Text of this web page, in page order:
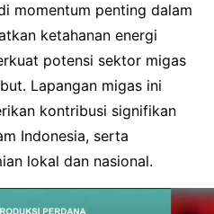
momentum penting dalam
ketahanan energi
potensi sektor migas
Lapangan migas ini
kontribusi signifikan
Indonesia, serta
lokal dan nasional.